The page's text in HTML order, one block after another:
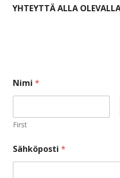
YHTEYTTÄ ALLA
y
ö
S
ä
k
ö
p
Nimi *
First
Sähköposti *